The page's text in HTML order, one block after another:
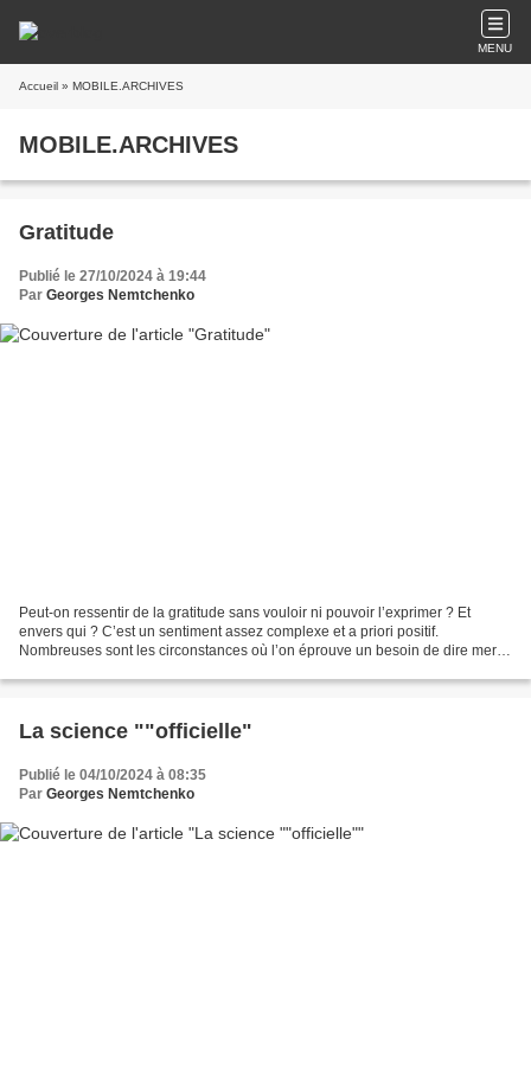
MENU
Accueil » MOBILE.ARCHIVES
MOBILE.ARCHIVES
Gratitude
Publié le 27/10/2024 à 19:44
Par Georges Nemtchenko
Peut-on ressentir de la gratitude sans vouloir ni pouvoir l’exprimer ? Et
envers qui ? C’est un sentiment assez complexe et a priori positif.
Nombreuses sont les circonstances où l’on éprouve un besoin de dire merci.
La science ""officielle"
Publié le 04/10/2024 à 08:35
Par Georges Nemtchenko